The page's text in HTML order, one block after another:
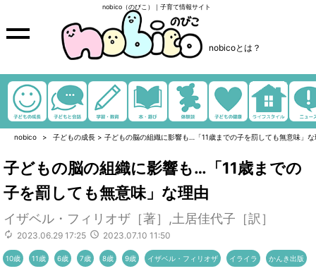
nobico（のびこ）｜子育て情報サイト
nobicoとは？
nobico 子どもの成長 > 子どもの脳の組織に影響も…「11歳までの子を罰しても無意味」な
子どもの脳の組織に影響も…「11歳までの
子を罰しても無意味」な理由
イザベル・フィリオザ［著］,土居佳代子［訳］
2023.06.29 17:25 2023.07.10 11:50
10歳 11歳 6歳 7歳 8歳 9歳 イザベル・フィリオザ イライラ かんき出版